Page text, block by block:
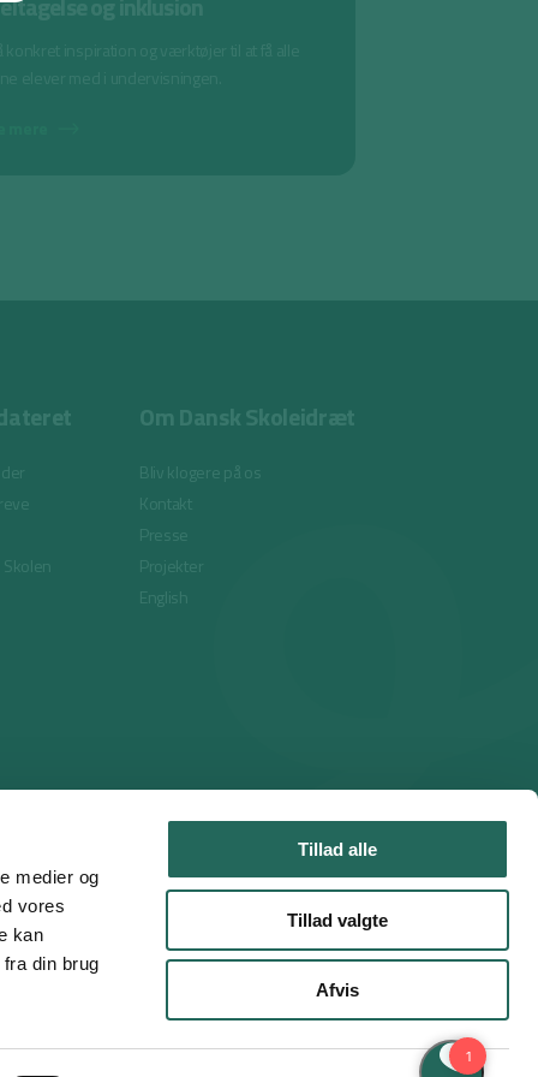
medier og
vores
kan
din brug
Tillad alle
Tillad valgte
Afvis
Om Dansk Skoleidræt
Bliv klogere på os
Kontakt
Presse
Projekter
English